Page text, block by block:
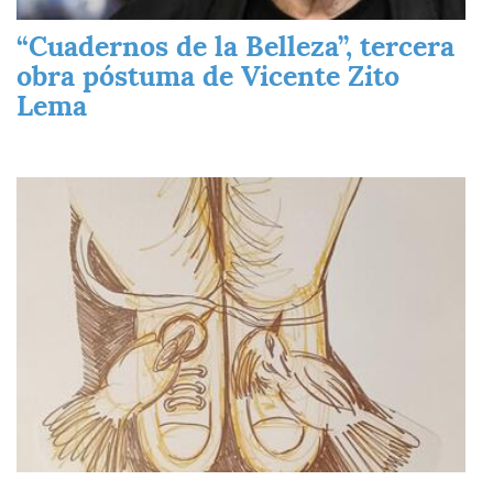
“Cuadernos de la Belleza”, tercera
obra póstuma de Vicente Zito
Lema